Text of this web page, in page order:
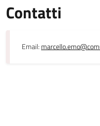
Contatti
Email: